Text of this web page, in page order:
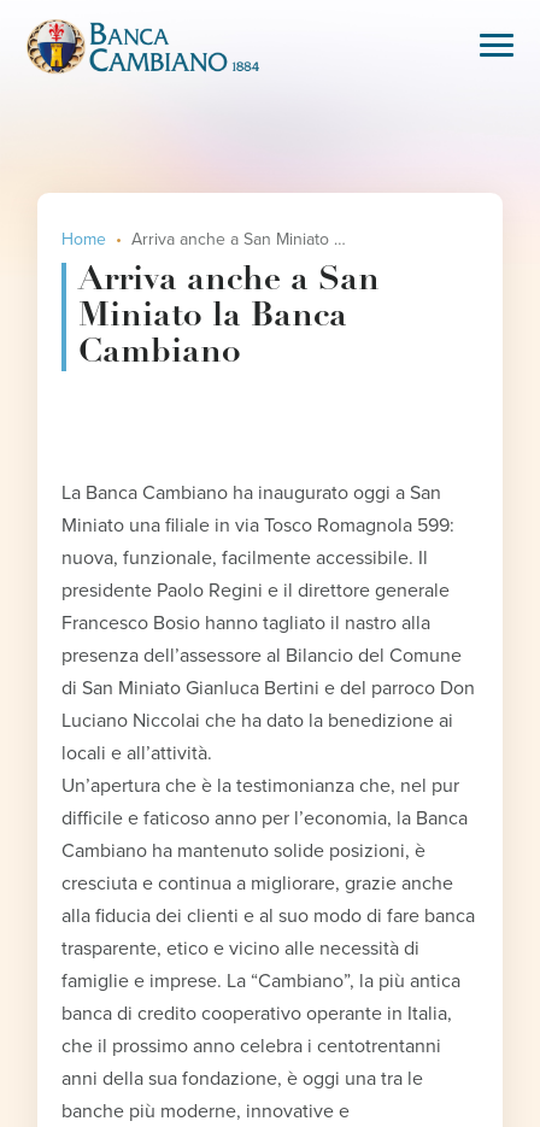
Home Arriva anche a San Miniato la Banca Cambiano
Arriva anche a San
Miniato la Banca
Cambiano
La Banca Cambiano ha inaugurato oggi a San
Miniato una filiale in via Tosco Romagnola 599:
nuova, funzionale, facilmente accessibile. Il
presidente Paolo Regini e il direttore generale
Francesco Bosio hanno tagliato il nastro alla
presenza dell’assessore al Bilancio del Comune
di San Miniato Gianluca Bertini e del parroco Don
Luciano Niccolai che ha dato la benedizione ai
locali e all’attività.
Un’apertura che è la testimonianza che, nel pur
difficile e faticoso anno per l’economia, la Banca
Cambiano ha mantenuto solide posizioni, è
cresciuta e continua a migliorare, grazie anche
alla fiducia dei clienti e al suo modo di fare banca
trasparente, etico e vicino alle necessità di
famiglie e imprese. La “Cambiano”, la più antica
banca di credito cooperativo operante in Italia,
che il prossimo anno celebra i centotrentanni
anni della sua fondazione, è oggi una tra le
banche più moderne, innovative e